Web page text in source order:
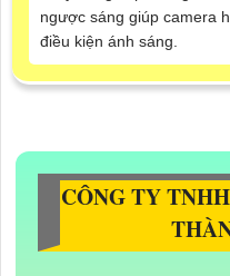
ngược sáng giúp camera
điều kiện ánh sáng.
CÔNG TY